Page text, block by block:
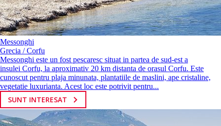
Messonghi
Grecia / Corfu
Messonghi este un fost pescaresc situat in partea de sud-est a
insulei Corfu, la aproximativ 20 km distanta de orasul Corfu. Este
cunoscut pentru plaja minunata, plantatiile de maslini, ape cristaline,
vegetatie luxurianta. Acest loc este potrivit pentru...
SUNT INTERESAT